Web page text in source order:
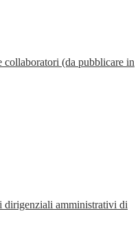
collaboratori (da pubblicare in
dirigenziali amministrativi di